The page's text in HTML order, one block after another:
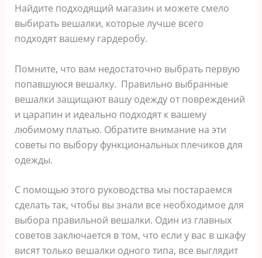
Найдите подходящий магазин и можете смело
выбирать вешалки, которые лучше всего
подходят вашему гардеробу.
Помните, что вам недостаточно выбрать первую
попавшуюся вешалку. Правильно выбранные
вешалки защищают вашу одежду от повреждений
и царапин и идеально подходят к вашему
любимому платью. Обратите внимание на эти
советы по выбору функциональных плечиков для
одежды.
С помощью этого руководства мы постараемся
сделать так, чтобы вы знали все необходимое для
выбора правильной вешалки. Один из главных
советов заключается в том, что если у вас в шкафу
висят только вешалки одного типа, все выглядит